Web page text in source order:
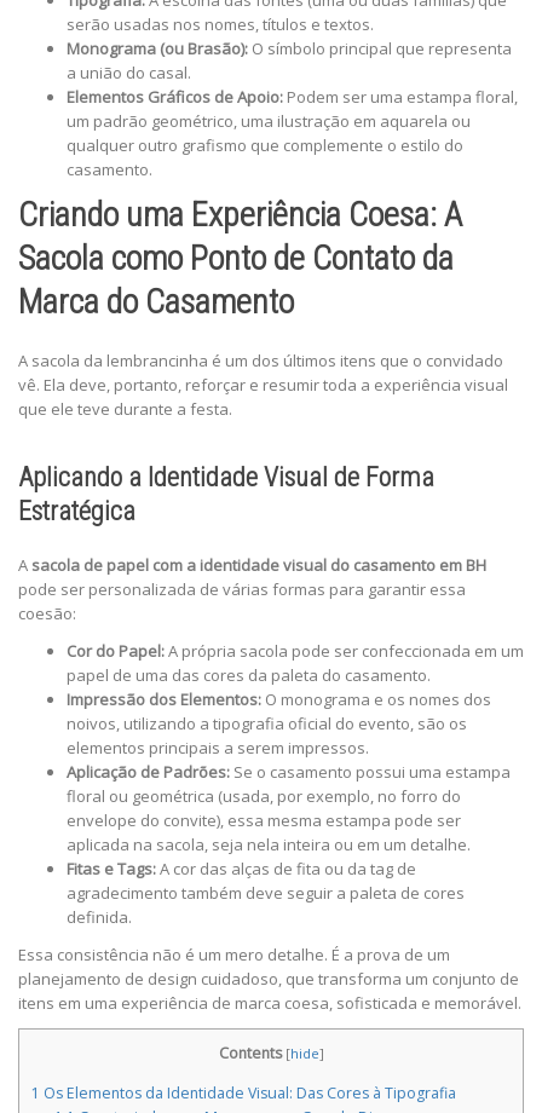
serão usadas nos nomes, títulos e textos.
Monograma (ou Brasão): O símbolo principal que representa
a união do casal.
Elementos Gráficos de Apoio: Podem ser uma estampa floral,
um padrão geométrico, uma ilustração em aquarela ou
qualquer outro grafismo que complemente o estilo do
casamento.
Criando uma Experiência Coesa: A
Sacola como Ponto de Contato da
Marca do Casamento
A sacola da lembrancinha é um dos últimos itens que o convidado
vê. Ela deve, portanto, reforçar e resumir toda a experiência visual
que ele teve durante a festa.
Aplicando a Identidade Visual de Forma
Estratégica
A sacola de papel com a identidade visual do casamento em BH
pode ser personalizada de várias formas para garantir essa
coesão:
Cor do Papel:A própria sacola pode ser confeccionada em um
papel de uma das cores da paleta do casamento.
Impressão dos Elementos: O monograma e os nomes dos
noivos, utilizando a tipografia oficial do evento, são os
elementos principais a serem impressos.
Aplicação de Padrões: Se o casamento possui uma estampa
floral ou geométrica (usada, por exemplo, no forro do
envelope do convite), essa mesma estampa pode ser
aplicada na sacola, seja nela inteira ou em um detalhe.
Fitas e Tags:A cor das alças de fita ou da tag de
agradecimento também deve seguir a paleta de cores
definida.
Essa consistência não é um mero detalhe. É a prova de um
planejamento de design cuidadoso, que transforma um conjunto de
itens em uma experiência de marca coesa, sofisticada e memorável.
Contents [hide]
1 Os Elementos da Identidade Visual: Das Cores à Tipografia